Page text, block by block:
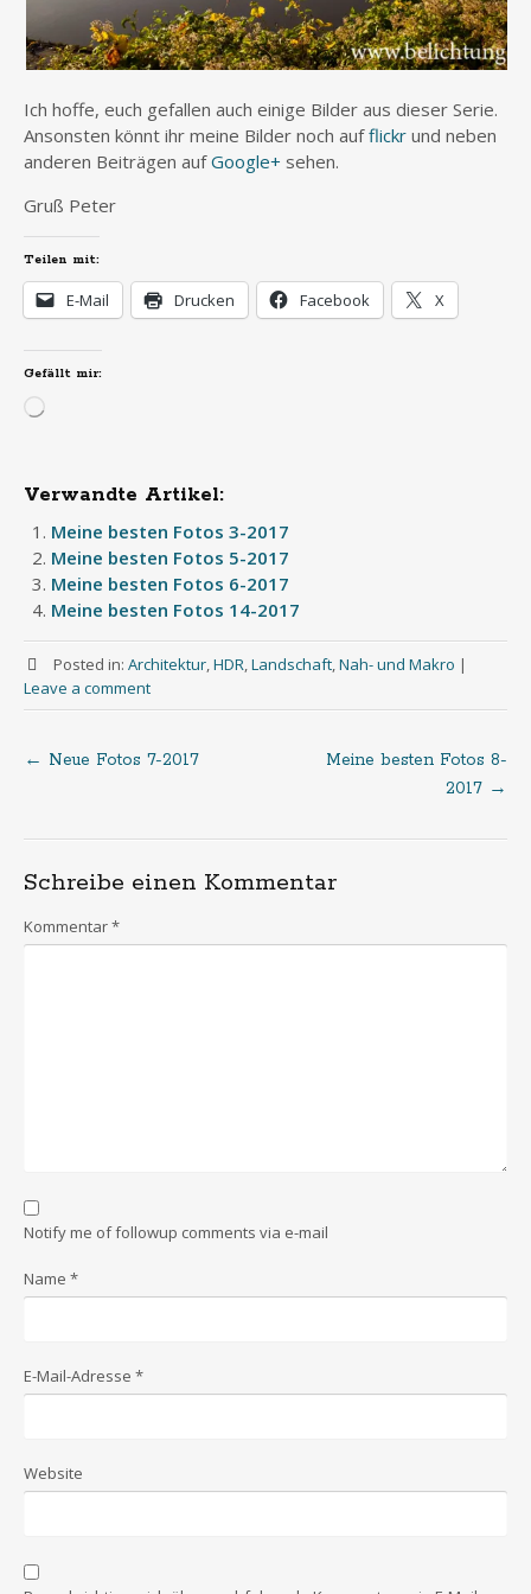
Ich hoffe, euch gefallen auch einige Bilder aus dieser Serie.
Ansonsten könnt ihr meine Bilder noch aufflickr und neben
anderen Beiträgen aufGoogle+ sehen.
Gruß Peter
Teilen mit:
E-Mail Drucken Facebook X
Gefällt mir:
Wird
Verwandte Artikel:
Meine besten Fotos 3-2017
Meine besten Fotos 5-2017
Meine besten Fotos 6-2017
Meine besten Fotos 14-2017
Posted in: Architektur,HDR,Landschaft,Nah- und Makro |
Leave a comment
Post
navigation
← Neue Fotos 7-2017
Meine besten Fotos 8-
2017 →
Schreibe einen Kommentar
Kommentar*
Notify me of followup comments via e-mail
Name *
E-Mail-Adresse *
Website